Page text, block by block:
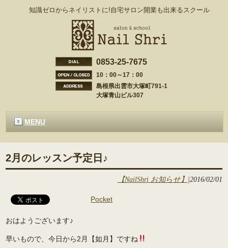
知識ゼロからネイリストに!自宅サロン開業も出来るスクール
0853-25-7675
10：00～17：00
島根県出雲市大塚町791-1
大塚青山ビル307
MENU
2月のレッスン予定日♪
【NailShri お知らせ】 |2016/02/01
Pocket
おはようございます♪
早いもので、今日から2月【如月】ですね